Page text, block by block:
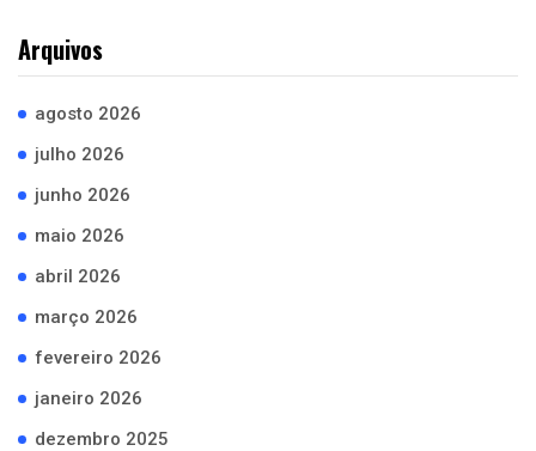
Arquivos
agosto 2026
julho 2026
junho 2026
maio 2026
abril 2026
março 2026
fevereiro 2026
janeiro 2026
dezembro 2025